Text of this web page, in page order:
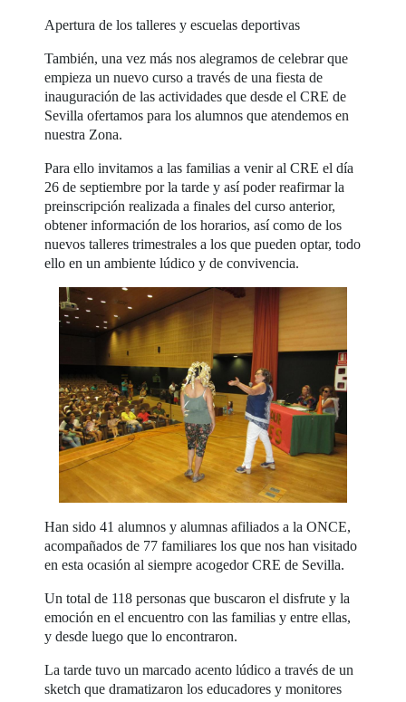
Apertura de los talleres y escuelas deportivas
También, una vez más nos alegramos de celebrar que
empieza un nuevo curso a través de una fiesta de
inauguración de las actividades que desde el CRE de
Sevilla ofertamos para los alumnos que atendemos en
nuestra Zona.
Para ello invitamos a las familias a venir al CRE el día
26 de septiembre por la tarde y así poder reafirmar la
preinscripción realizada a finales del curso anterior,
obtener información de los horarios, así como de los
nuevos talleres trimestrales a los que pueden optar, todo
ello en un ambiente lúdico y de convivencia.
Han sido 41 alumnos y alumnas afiliados a la ONCE,
acompañados de 77 familiares los que nos han visitado
en esta ocasión al siempre acogedor CRE de Sevilla.
Un total de 118 personas que buscaron el disfrute y la
emoción en el encuentro con las familias y entre ellas,
y desde luego que lo encontraron.
La tarde tuvo un marcado acento lúdico a través de un
sketch que dramatizaron los educadores y monitores